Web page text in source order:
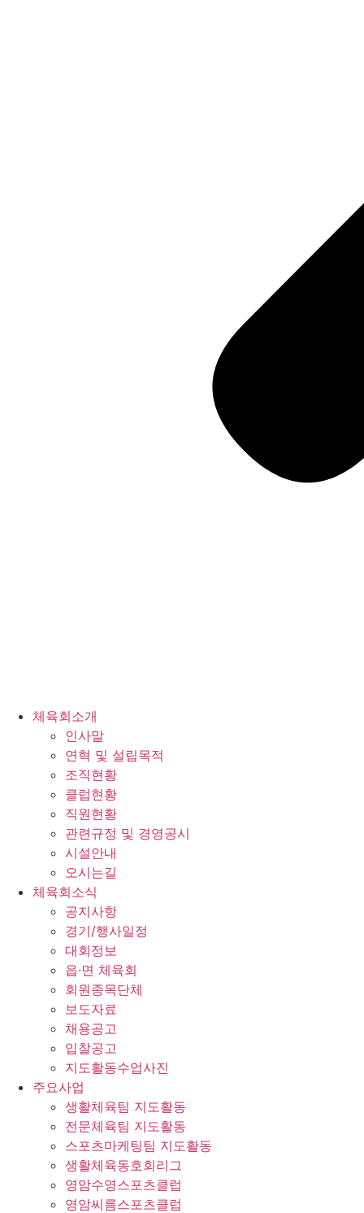
체육회소개
인사말
연혁 및 설립목적
조직현황
클럽현황
직원현황
관련규정 및 경영공시
시설안내
오시는길
체육회소식
공지사항
경기/행사일정
대회정보
읍·면 체육회
회원종목단체
보도자료
채용공고
입찰공고
지도활동수업사진
주요사업
생활체육팀 지도활동
전문체육팀 지도활동
스포츠마케팅팀 지도활동
생활체육동호회리그
영암수영스포츠클럽
영암씨름스포츠클럽